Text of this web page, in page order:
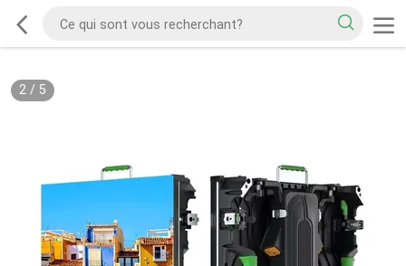
2/ 5